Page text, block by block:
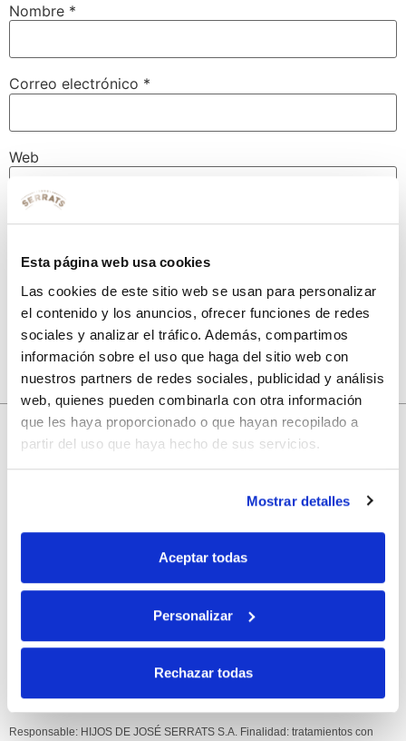
Esta página web usa cookies
Las cookies de este sitio web se usan para personalizar
el contenido y los anuncios, ofrecer funciones de redes
sociales y analizar el tráfico. Además, compartimos
información sobre el uso que haga del sitio web con
nuestros partners de redes sociales, publicidad y análisis
web, quienes pueden combinarla con otra información
que les haya proporcionado o que hayan recopilado a
partir del uso que haya hecho de sus servicios.
Mostrar detalles
Aceptar todas
Personalizar
Rechazar todas
Nombre *
Correo electrónico *
Web
navegador para la próxima vez que comente.
10% de descuento
con tu primera compra.
un 10% de descuentoen tu primera compra.
Responsable: HIJOS DE JOSÉ SERRATS S.A. Finalidad: tratamientos con